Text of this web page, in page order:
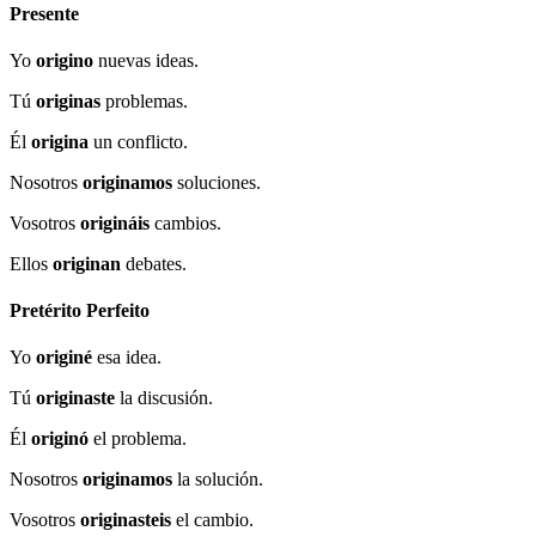
Presente
Yo origino nuevas ideas.
Tú originas problemas.
Él origina un conflicto.
Nosotros originamos soluciones.
Vosotros origináis cambios.
Ellos originan debates.
Pretérito Perfeito
Yo originé esa idea.
Tú originaste la discusión.
Él originó el problema.
Nosotros originamos la solución.
Vosotros originasteis el cambio.